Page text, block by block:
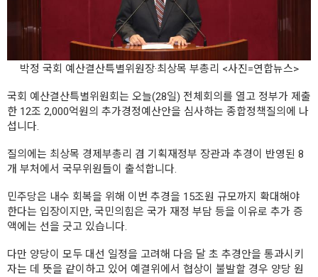
박정 국회 예산결산특별위원장·최상목 부총리 <사진=연합뉴스>
국회 예산결산특별위원회는 오늘(28일) 전체회의를 열고 정부가 제출
한 12조 2,000억원의 추가경정예산안을 심사하는 종합정책질의에 나
섭니다.
질의에는 최상목 경제부총리 겸 기획재정부 장관과 추경이 반영된 8
개 부처에서 국무위원들이 출석합니다.
민주당은 내수 회복을 위해 이번 추경을 15조원 규모까지 확대해야
한다는 입장이지만, 국민의힘은 국가 재정 부담 등을 이유로 추가 증
액에는 선을 긋고 있습니다.
다만 양당이 모두 대선 일정을 고려해 다음 달 초 추경안을 통과시키
자는 데 뜻을 같이하고 있어 예결위에서 협상이 불발할 경우 양당 원